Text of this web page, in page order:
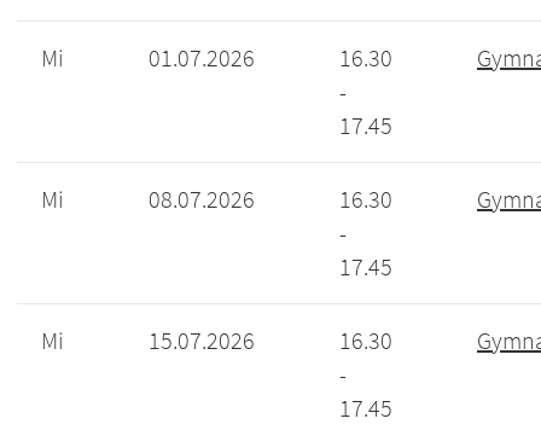
Mi 01.07.2026
16.30
-
17.45
Mi 08.07.2026
16.30
-
17.45
Mi 15.07.2026
16.30
-
17.45